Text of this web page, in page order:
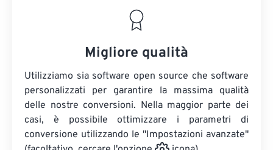
Migliore qualità
Utilizziamo sia software open source che software
personalizzati per garantire la massima qualità
delle nostre conversioni. Nella maggior parte dei
casi, è possibile ottimizzare i parametri di
conversione utilizzando le "Impostazioni avanzate"